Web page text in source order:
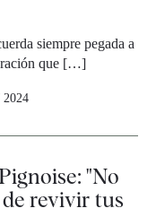
siempre pegada a
que […]
2024
"No
revivir tus